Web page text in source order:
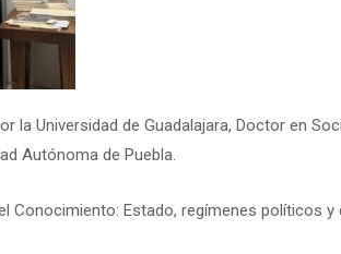
la Universidad de Guadalajara, Doctor en
Autónoma de Puebla.
Conocimiento: Estado, regímenes políticos